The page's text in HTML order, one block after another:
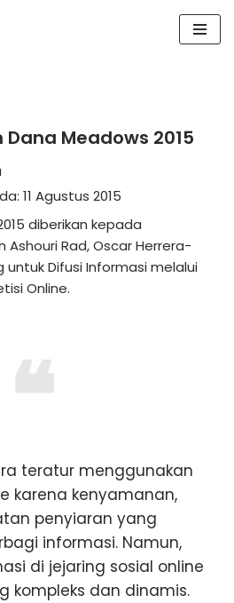
Meadows 2015
11 Agustus 2015
diberikan kepada
Ashouri Rad, Oscar Herrera-
untuk Difusi Informasi melalui
Online.
❝
teratur menggunakan
karena kenyamanan,
penyiaran yang
informasi. Namun,
di jejaring sosial online
kompleks dan dinamis.